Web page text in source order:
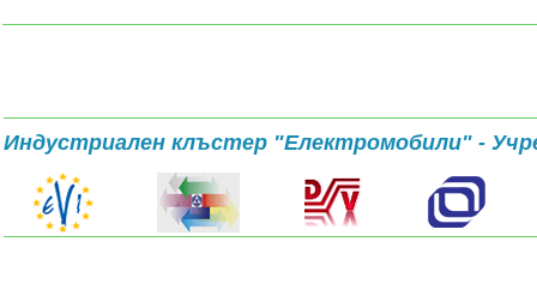
Индустриален клъстер "Електромобили" -